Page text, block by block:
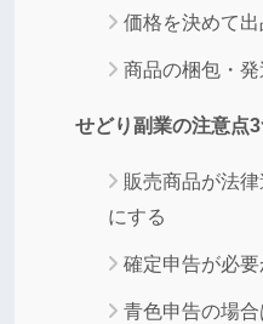
価格を決めて出
商品の梱包・発
せどり副業の注意点
販売商品が法
にする
確定申告が必
青色申告の場